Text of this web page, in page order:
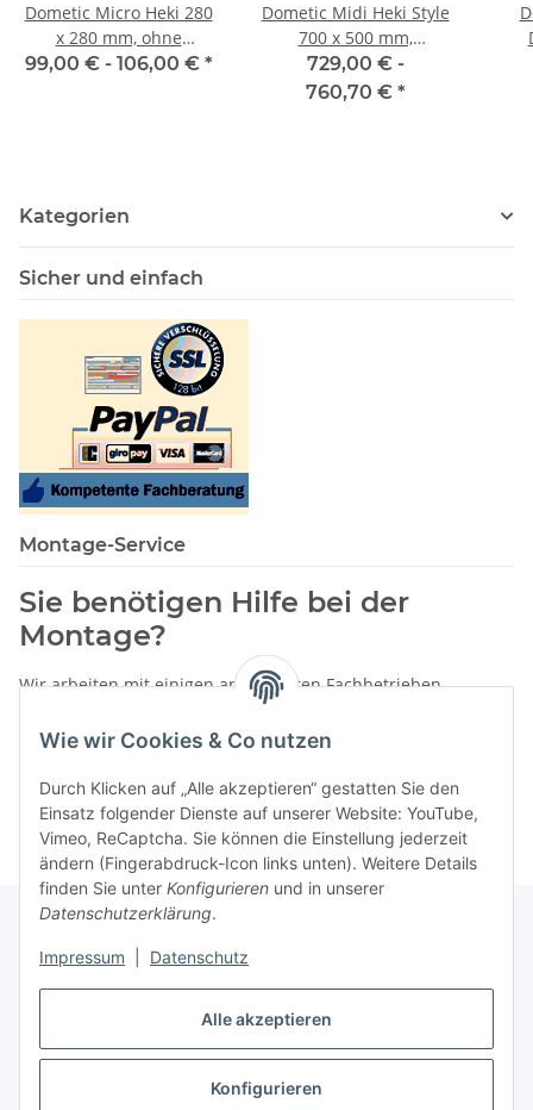
Alle akzeptieren
Konfigurieren
Wie wir Cookies & Co nutzen
Durch Klicken auf „Alle akzeptieren“ gestatten Sie den
Einsatz folgender Dienste auf unserer Website: YouTube,
Vimeo, ReCaptcha. Sie können die Einstellung jederzeit
ändern (Fingerabdruck-Icon links unten). Weitere Details
finden Sie unter Konfigurieren und in unserer
Datenschutzerklärung.
Impressum Datenschutz
Dometic Micro Heki 280
x 280 mm, ohne
Zwangsbelüftung
99,00 € - 106,00 € *
Dometic Midi Heki Style
700 x 500 mm,
Dachfenster mit
Handkurbel, ohne
729,00 € -
760,70 € *
Kategorien
Sicher und einfach
Montage-Service
Sie benötigen Hilfe bei der
Montage?
Wir arbeiten mit einigen anerkannten Fachbetrieben
Rufen Sie uns einfach an:
oder schreiben Sie uns eine eMail!
Gesetzliche Informationen